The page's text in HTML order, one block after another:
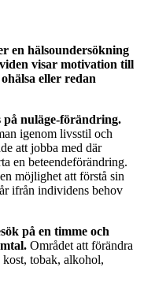
en hälsoundersökning
visar motivation till
eller redan
på nuläge-förändring.
igenom livsstil och
att jobba med där
en beteendeförändring.
möjlighet att förstå sin
ifrån individens behov
på en timme och
Området att förändra
tobak, alkohol,